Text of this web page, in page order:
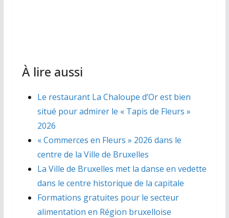
À lire aussi
Le restaurant La Chaloupe d’Or est bien
situé pour admirer le « Tapis de Fleurs »
2026
« Commerces en Fleurs » 2026 dans le
centre de la Ville de Bruxelles
La Ville de Bruxelles met la danse en vedette
dans le centre historique de la capitale
Formations gratuites pour le secteur
alimentation en Région bruxelloise